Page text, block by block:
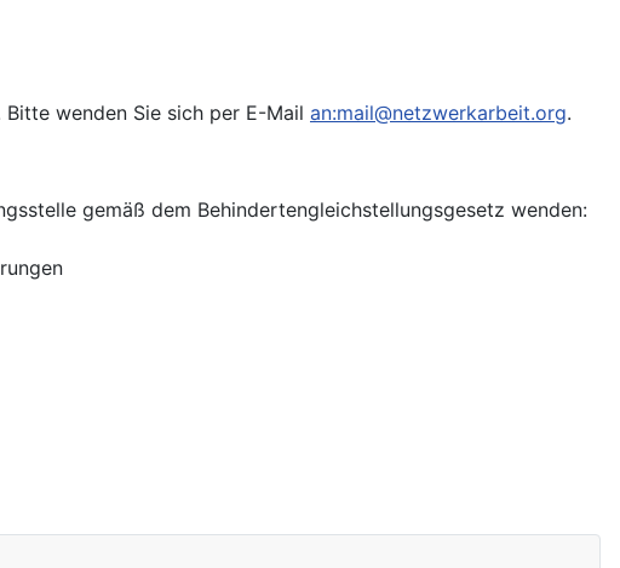
wenden Sie sich per E-Mail an:mail@netzwerkarbeit.org.
gemäß dem Behindertengleichstellungsgesetz wenden: